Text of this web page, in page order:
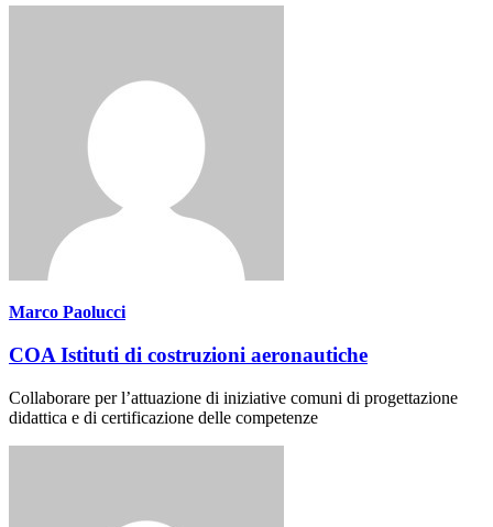
Marco Paolucci
COA Istituti di costruzioni aeronautiche
Collaborare per l’attuazione di iniziative comuni di progettazione
didattica e di certificazione delle competenze